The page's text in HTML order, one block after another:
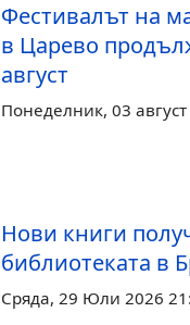
Фестивалът на
в Царево
август
Понеделник, 03
Нови книги
библиотеката в
Сряда, 29 Юли 2026